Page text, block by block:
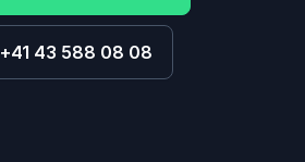
+41 43 588 08 08